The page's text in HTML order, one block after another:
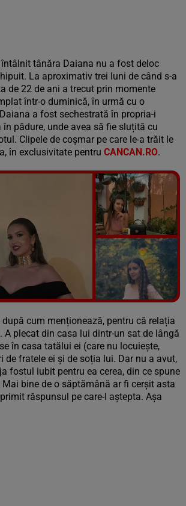
tânăra Daiana nu a fost deloc
La aproximativ trei luni de când s-a
de 22 de ani a trecut prin momente
într-o duminică, în urmă cu o
a fost sechestrată în propria-i
pădure, unde avea să fie sluțită cu
Clipele de coșmar pe care le-a trăit le
în exclusivitate pentru CANCAN.RO.
Vezi galeria foto
5 poze
cum menționează, pentru că relația
A plecat din casa lui dintr-un sat de lângă
în casa tatălui ei (care nu locuiește,
de fratele ei și de soția lui. Dar nu a avut,
fostul iubit pentru ea cerea, din ce spune
bine de o săptămână ar fi cerșit asta
răspunsul pe care-l aștepta. Așa